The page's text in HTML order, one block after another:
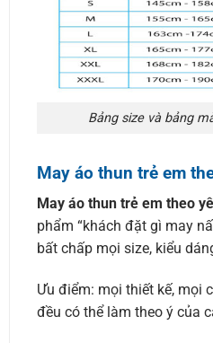
Bảng size và bảng
May áo thun trẻ em
May áo thun trẻ em theo
phẩm “khách đặt gì may
bất chấp mọi size, kiểu
Ưu điểm: mọi thiết kế, mọi
đều có thể làm theo ý của